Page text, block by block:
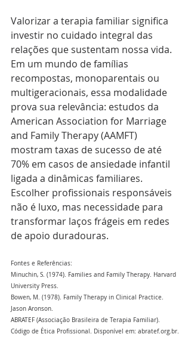
Valorizar a terapia familiar significa
investir no cuidado integral das
relações que sustentam nossa vida.
Em um mundo de famílias
recompostas, monoparentais ou
multigeracionais, essa modalidade
prova sua relevância: estudos da
American Association for Marriage
and Family Therapy (AAMFT)
mostram taxas de sucesso de até
70% em casos de ansiedade infantil
ligada a dinâmicas familiares.
Escolher profissionais responsáveis
não é luxo, mas necessidade para
transformar laços frágeis em redes
de apoio duradouras.
Fontes e Referências:
Minuchin, S. (1974). Families and Family Therapy. Harvard
University Press.
Bowen, M. (1978). Family Therapy in Clinical Practice.
Jason Aronson.
ABRATEF (Associação Brasileira de Terapia Familiar).
Código de Ética Profissional. Disponível em: abratef.org.br.